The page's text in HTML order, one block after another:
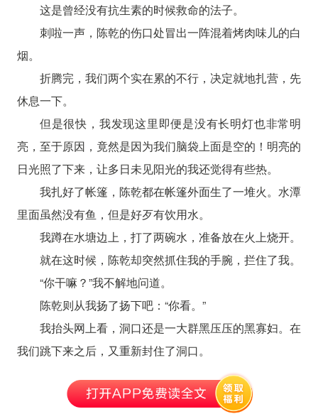
这是曾经没有抗生素的时候救命的法子。
刺啦一声，陈乾的伤口处冒出一阵混着烤肉味儿的白
烟。
折腾完，我们两个实在累的不行，决定就地扎营，先
休息一下。
但是很快，我发现这里即便是没有长明灯也非常明
亮，至于原因，竟然是因为我们脑袋上面是空的！明亮的
日光照了下来，让多日未见阳光的我还觉得有些热。
我扎好了帐篷，陈乾都在帐篷外面生了一堆火。水潭
里面虽然没有鱼，但是好歹有饮用水。
我蹲在水塘边上，打了两碗水，准备放在火上烧开。
就在这时候，陈乾却突然抓住我的手腕，拦住了我。
“你干嘛？”我不解地问道。
陈乾则从我扬了扬下吧：“你看。”
我抬头网上看，洞口还是一大群黑压压的黑寡妇。在
我们跳下来之后，又重新封住了洞口。